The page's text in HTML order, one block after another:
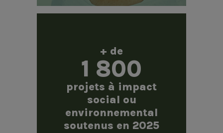
+ de
1 800
projets à impact
social ou
environnemental
soutenus en 2025